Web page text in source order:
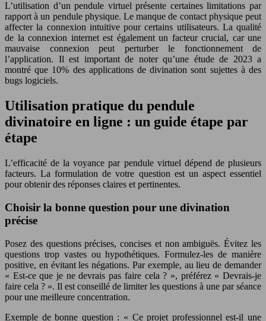
L’utilisation d’un pendule virtuel présente certaines limitations par
rapport à un pendule physique. Le manque de contact physique peut
affecter la connexion intuitive pour certains utilisateurs. La qualité
de la connexion internet est également un facteur crucial, car une
mauvaise connexion peut perturber le fonctionnement de
l’application. Il est important de noter qu’une étude de 2023 a
montré que 10% des applications de divination sont sujettes à des
bugs logiciels.
Utilisation pratique du pendule
divinatoire en ligne : un guide étape par
étape
L’efficacité de la voyance par pendule virtuel dépend de plusieurs
facteurs. La formulation de votre question est un aspect essentiel
pour obtenir des réponses claires et pertinentes.
Choisir la bonne question pour une divination
précise
Posez des questions précises, concises et non ambiguës. Évitez les
questions trop vastes ou hypothétiques. Formulez-les de manière
positive, en évitant les négations. Par exemple, au lieu de demander
« Est-ce que je ne devrais pas faire cela ? », préférez « Devrais-je
faire cela ? ». Il est conseillé de limiter les questions à une par séance
pour une meilleure concentration.
Exemple de bonne question : « Ce projet professionnel est-il une